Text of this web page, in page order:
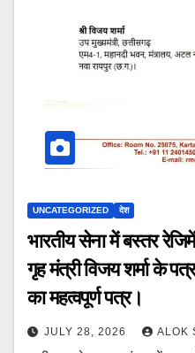
UNCATEGORIZED देश
भारतीय सेना में बस्तर
गृह मंत्री विजय शर्मा के
का महत्वपूर्ण पत्र।
JULY 28, 2026 ALOK